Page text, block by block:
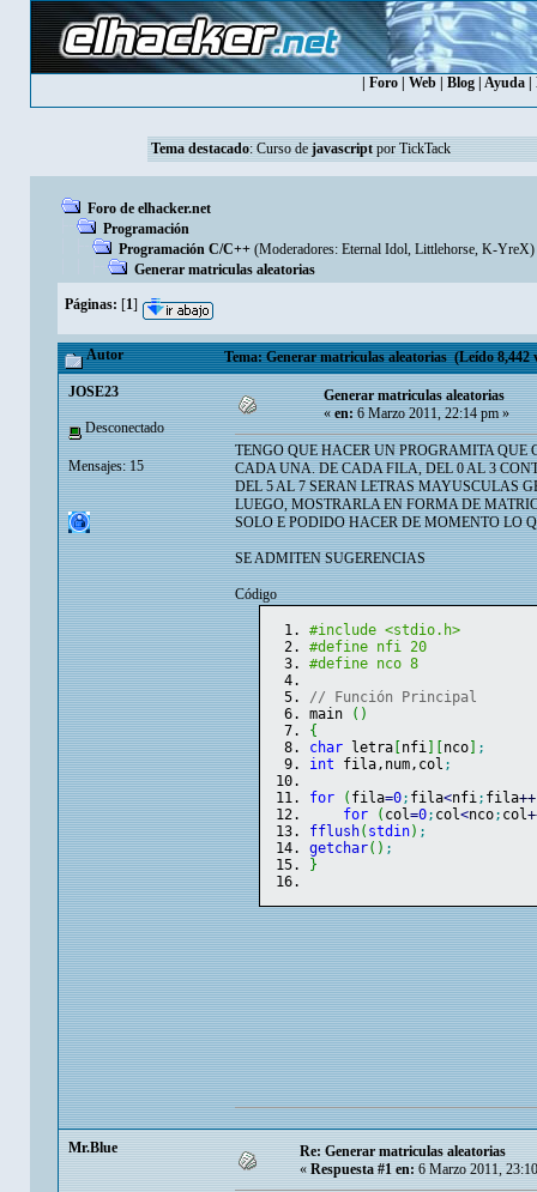
Foro| Web| Blog| Ayuda|
Tema destacado: Curso de javascriptpor TickTack
Foro de elhacker.net
Programación
Programación C/C++ (Moderadores: Eternal Idol, Littlehorse, K-YreX)
Generar matriculas aleatorias
Páginas: [1]
Autor Tema: Generar matriculas aleatorias (Leído 8,442
JOSE23
Desconectado
Mensajes: 15
Generar matriculas aleatorias
«en:6 Marzo 2011, 22:14 pm »
TENGO QUE HACER UN PROGRAMITA
CADA UNA. DE CADA FILA, DEL 0 AL 3
DEL 5 AL 7 SERAN LETRAS MAYUSCULAS
LUEGO, MOSTRARLA EN FORMA DE
SOLO E PODIDO HACER DE MOMENTO LO
SE ADMITEN SUGERENCIAS
Código
#include <stdio.h>
#define nfi 20
#define nco 8
// Función Principal
main
( )
{
char letra[ nfi] nco]
;
int fila,num,col ;
for
( fila=0; fila<nfi; fila++
for
( col=0; col<nco; col
fflush( stdin) ;
getchar( ) ;
}
Mr.Blue
Re: Generar matriculas aleatorias
« Respuesta #1 en: 6 Marzo 2011,